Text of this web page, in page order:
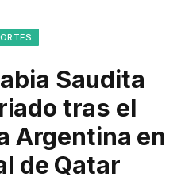
Saudita
tras el
Argentina en
de Qatar